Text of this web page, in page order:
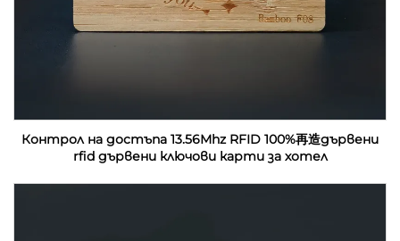
Контрол на достъпа 13.56Mhz RFID 100%再造дървени
rfid дървени ключови карти за хотел